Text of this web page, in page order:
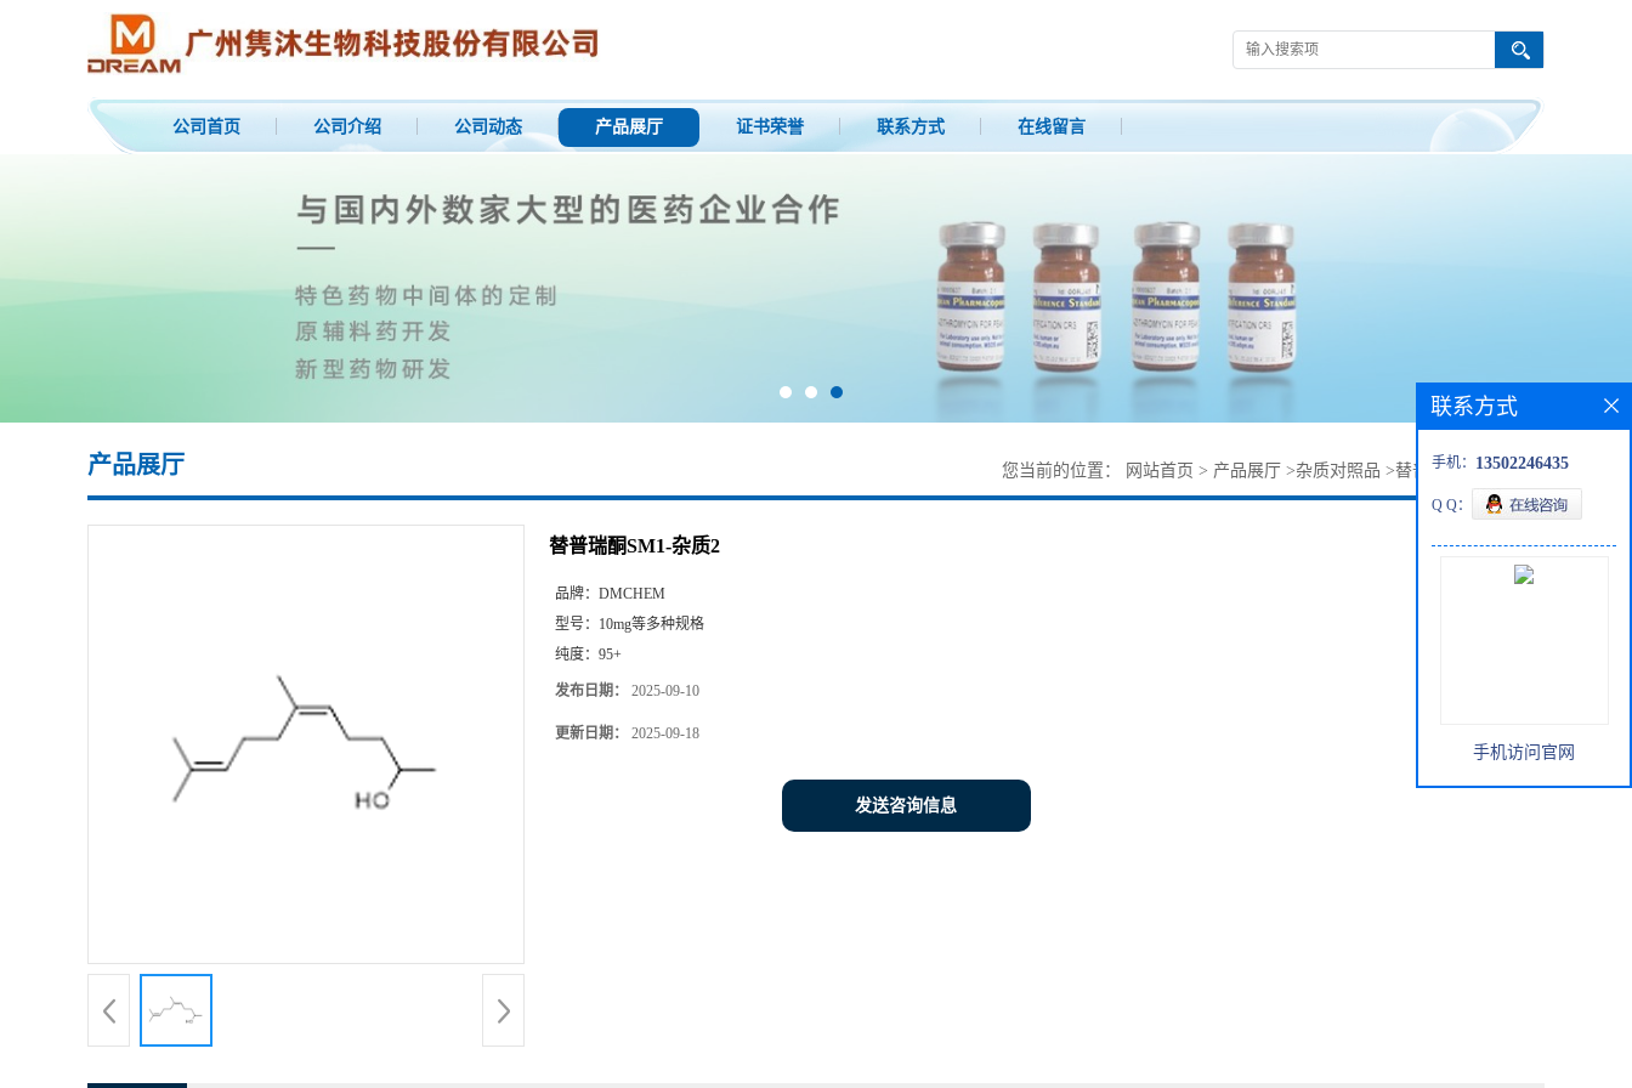
公司首页 公司介绍 公司动态 产品展厅 证书荣誉 联系方式 在线留言
产品展厅 您当前的位置： 网站首页 > 产品展厅 >杂质对照品 >替普瑞酮SM1-杂质2
替普瑞酮SM1-杂质2
品牌： DMCHEM
型号： 10mg等多种规格
纯度： 95+
发布日期： 2025-09-10
更新日期： 2025-09-18
发送咨询信息
联系方式
手机： 13502246435
Q Q：
手机访问官网